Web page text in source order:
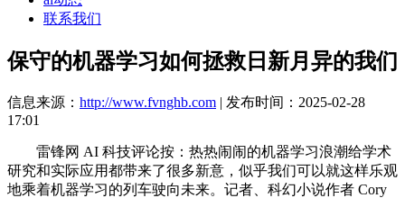
联系我们
保守的机器学习如何拯救日新月异的我们
信息来源： http://www.fvnghb.com | 发布时间：2025-02-28
17:01
雷锋网 AI 科技评论按：热热闹闹的机器学习浪潮给学术
研究和实际应用都带来了很多新意，似乎我们可以就这样乐观
地乘着机器学习的列车驶向未来。记者、科幻小说作者 Cory